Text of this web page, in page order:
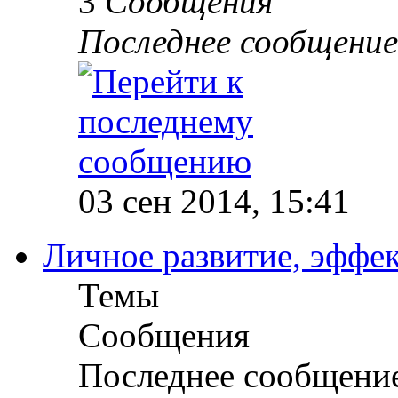
Последнее сообщение
03 сен 2014, 15:41
Личное развитие,
Темы
Сообщения
Последнее